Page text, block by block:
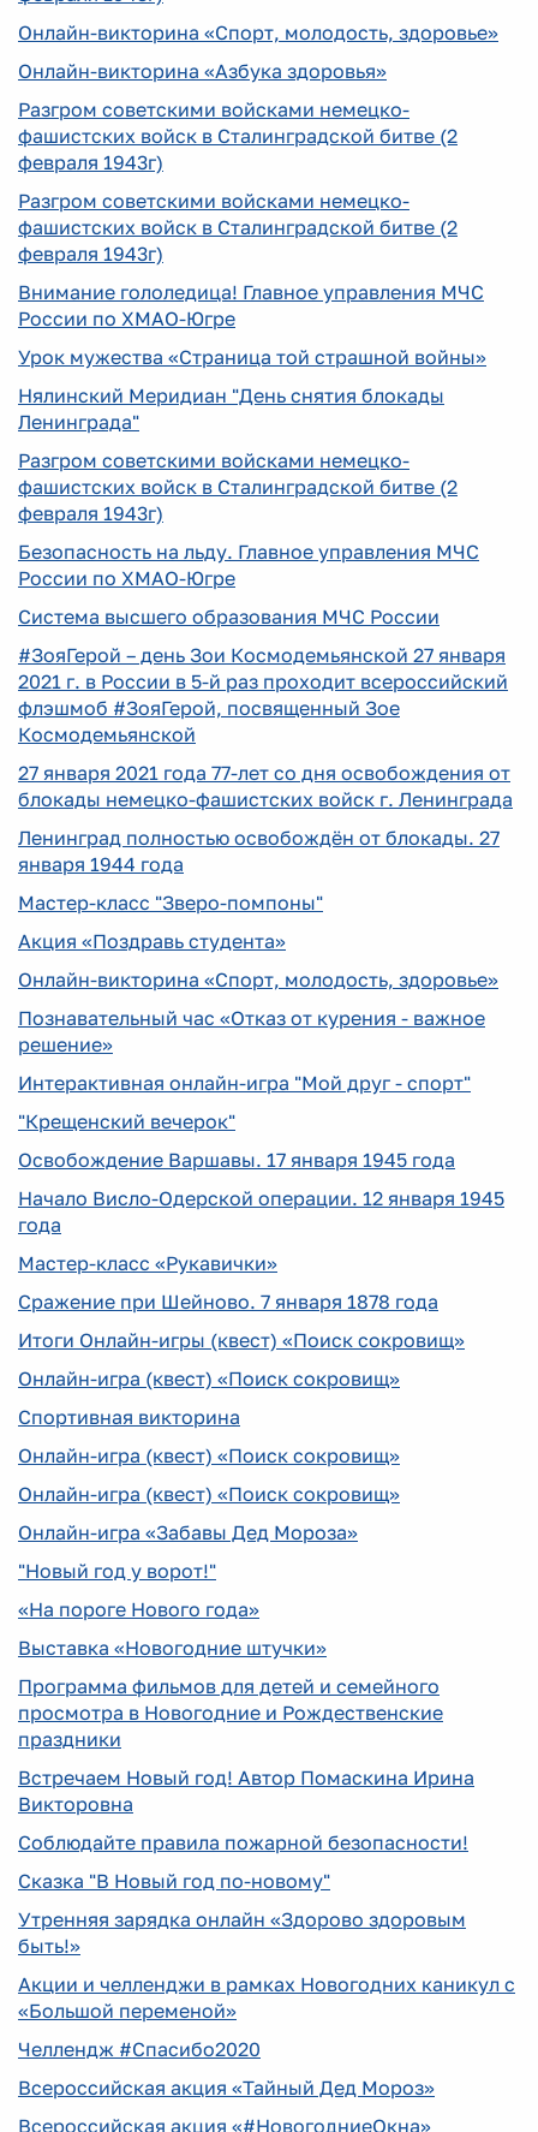
Онлайн-викторина «Спорт, молодость, здоровье»
Онлайн-викторина «Азбука здоровья»
Разгром советскими войсками немецко-
фашистских войск в Сталинградской битве (2
февраля 1943г)
Разгром советскими войсками немецко-
фашистских войск в Сталинградской битве (2
февраля 1943г)
Внимание гололедица! Главное управления МЧС
России по ХМАО-Югре
Урок мужества «Страница той страшной войны»
Нялинский Меридиан "День снятия блокады
Ленинграда"
Разгром советскими войсками немецко-
фашистских войск в Сталинградской битве (2
февраля 1943г)
Безопасность на льду. Главное управления МЧС
России по ХМАО-Югре
Система высшего образования МЧС России
#ЗояГерой – день Зои Космодемьянской 27 января
2021 г. в России в 5-й раз проходит всероссийский
флэшмоб #ЗояГерой, посвященный Зое
Космодемьянской
27 января 2021 года 77-лет со дня освобождения от
блокады немецко-фашистских войск г. Ленинграда
Ленинград полностью освобождён от блокады. 27
января 1944 года
Мастер-класс "Зверо-помпоны"
Акция «Поздравь студента»
Онлайн-викторина «Спорт, молодость, здоровье»
Познавательный час «Отказ от курения - важное
решение»
Интерактивная онлайн-игра "Мой друг - спорт"
"Крещенский вечерок"
Освобождение Варшавы. 17 января 1945 года
Начало Висло-Одерской операции. 12 января 1945
года
Мастер-класс «Рукавички»
Сражение при Шейново. 7 января 1878 года
Итоги Онлайн-игры (квест) «Поиск сокровищ»
Онлайн-игра (квест) «Поиск сокровищ»
Спортивная викторина
Онлайн-игра (квест) «Поиск сокровищ»
Онлайн-игра (квест) «Поиск сокровищ»
Онлайн-игра «Забавы Дед Мороза»
"Новый год у ворот!"
«На пороге Нового года»
Выставка «Новогодние штучки»
Программа фильмов для детей и семейного
просмотра в Новогодние и Рождественские
праздники
Встречаем Новый год! Автор Помаскина Ирина
Викторовна
Соблюдайте правила пожарной безопасности!
Сказка "В Новый год по-новому"
Утренняя зарядка онлайн «Здорово здоровым
быть!»
Акции и челленджи в рамках Новогодних каникул с
«Большой переменой»
Челлендж #Спасибо2020
Всероссийская акция «Тайный Дед Мороз»
Всероссийская акция «#НовогодниеОкна»